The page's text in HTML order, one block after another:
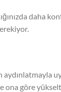
daha
aydınlatmayla
ona göre